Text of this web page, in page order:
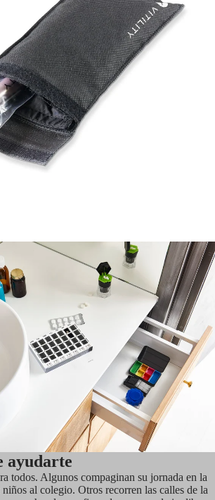
ayudarte
todos. Algunos compaginan su jornada en la
al colegio. Otros recorren las calles de la